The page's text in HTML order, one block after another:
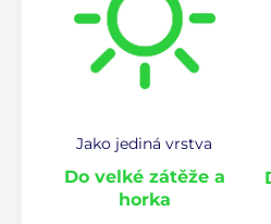
Jako jediná vrstva
Do velké zátěže a
horka